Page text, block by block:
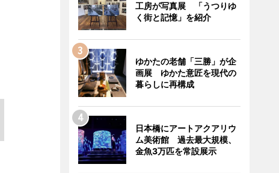
工房が写真展 「うつりゆ
く街と記憶」を紹介
ゆかたの老舗「三勝」が企
画展 ゆかた意匠を現代の
暮らしに再構成
日本橋にアートアクアリウ
ム美術館 過去最大規模、
金魚3万匹を常設展示